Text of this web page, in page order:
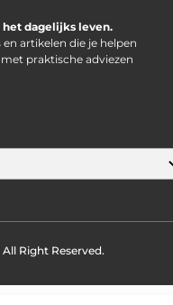
dagelijks leven.
artikelen die je helpen
praktische adviezen
Right Reserved.